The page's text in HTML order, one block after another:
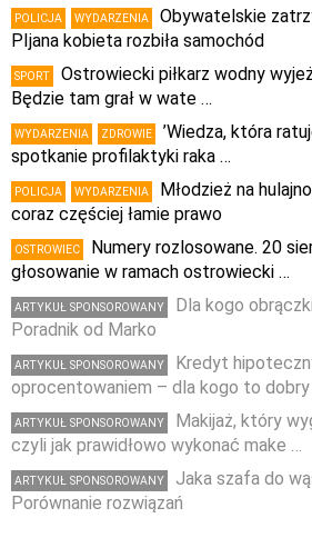
POLICJA WYDARZENIA
Obywatelskie
PIjana kobieta rozbiła samochód
SPORT
Ostrowiecki piłkarz wodny
Będzie tam grał w wate …
WYDARZENIA ZDROWIE
’Wiedza, która
spotkanie profilaktyki raka …
POLICJA WYDARZENIA
Młodzież na
coraz częściej łamie prawo
OSTROWIEC
Numery rozlosowane. 20
głosowanie w ramach ostrowiecki …
ARTYKUŁ SPONSOROWANY
Dla kogo
Poradnik od Marko
ARTYKUŁ SPONSOROWANY
Kredyt
oprocentowaniem – dla kogo to
ARTYKUŁ SPONSOROWANY
Makijaż, który
czyli jak prawidłowo wykonać make …
ARTYKUŁ SPONSOROWANY
Jaka szafa do
Porównanie rozwiązań